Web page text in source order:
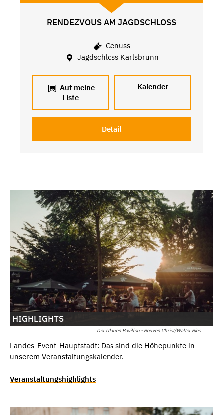
RENDEZVOUS AM JAGDSCHLOSS
Genuss
Jagdschloss Karlsbrunn
Auf meine
Liste
Kalender
Detail
Der Ulanen Pavillon - Rouven Christ/Walter Ries
HIGHLIGHTS
Landes-Event-Hauptstadt: Das sind die Höhepunkte in
unserem Veranstaltungskalender.
Veranstaltungshighlights